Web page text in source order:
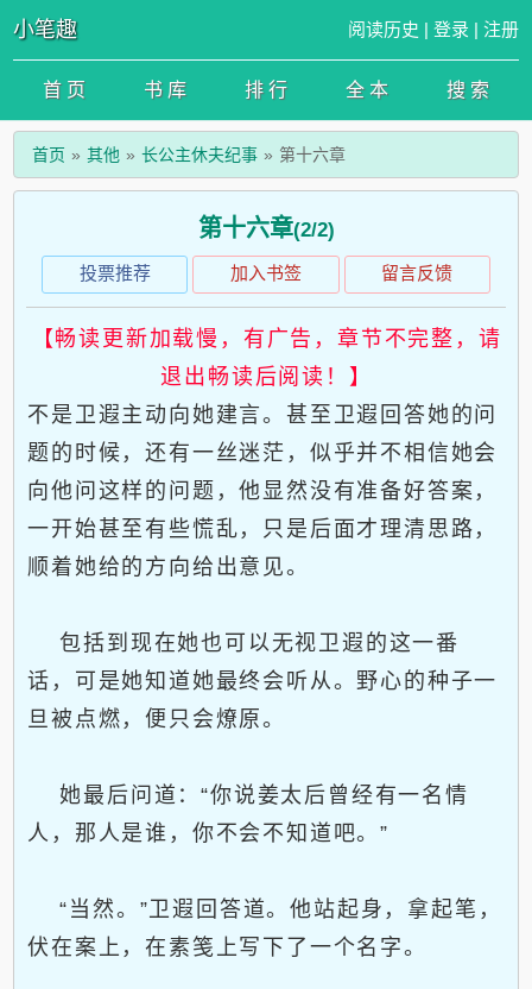
小笔趣 阅读历史 | 登录 | 注册
首 页 书 库 排 行 全 本 搜 索
首页 其他 长公主休夫纪事 第十六章
第十六章(2/2)
投票推荐 加入书签 留言反馈
【畅读更新加载慢，有广告，章节不完整，请
退出畅读后阅读！】
不是卫遐主动向她建言。甚至卫遐回答她的问
题的时候，还有一丝迷茫，似乎并不相信她会
向他问这样的问题，他显然没有准备好答案，
一开始甚至有些慌乱，只是后面才理清思路，
顺着她给的方向给出意见。
包括到现在她也可以无视卫遐的这一番
话，可是她知道她最终会听从。野心的种子一
旦被点燃，便只会燎原。
她最后问道：“你说姜太后曾经有一名情
人，那人是谁，你不会不知道吧。”
“当然。”卫遐回答道。他站起身，拿起笔，
伏在案上，在素笺上写下了一个名字。